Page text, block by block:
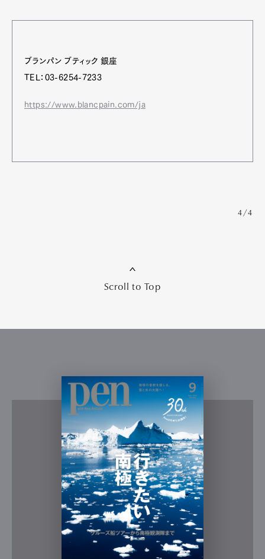
ブランパン ブティック 銀座
TEL：03-6254-7233
https://www.blancpain.com/ja
4/4
Scroll to Top